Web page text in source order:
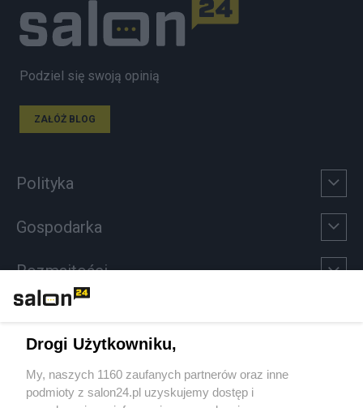
Podziel się swoją opinią
ZAŁÓŻ BLOG
Polityka
Gospodarka
Rozmaitości
Sport
Społeczeństwo
Drogi Użytkowniku,
My, naszych 1160 zaufanych partnerów oraz inne
podmioty z salon24.pl uzyskujemy dostęp i